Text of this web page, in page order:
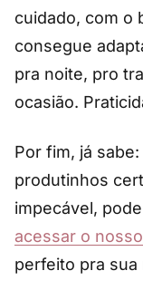
cuidado, com o
consegue
pra noite, pro
ocasião.
Por fim, já
produtinhos
impecável,
acessar o
perfeito pra sua